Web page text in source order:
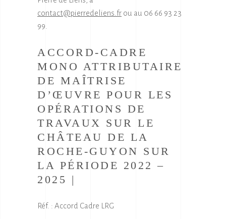
contact@pierredeliens.fr ou au 06 66 93 23
99.
ACCORD-CADRE
MONO ATTRIBUTAIRE
DE MAÎTRISE
D’ŒUVRE POUR LES
OPÉRATIONS DE
TRAVAUX SUR LE
CHÂTEAU DE LA
ROCHE-GUYON SUR
LA PÉRIODE 2022 –
2025 |
Réf. : Accord Cadre LRG